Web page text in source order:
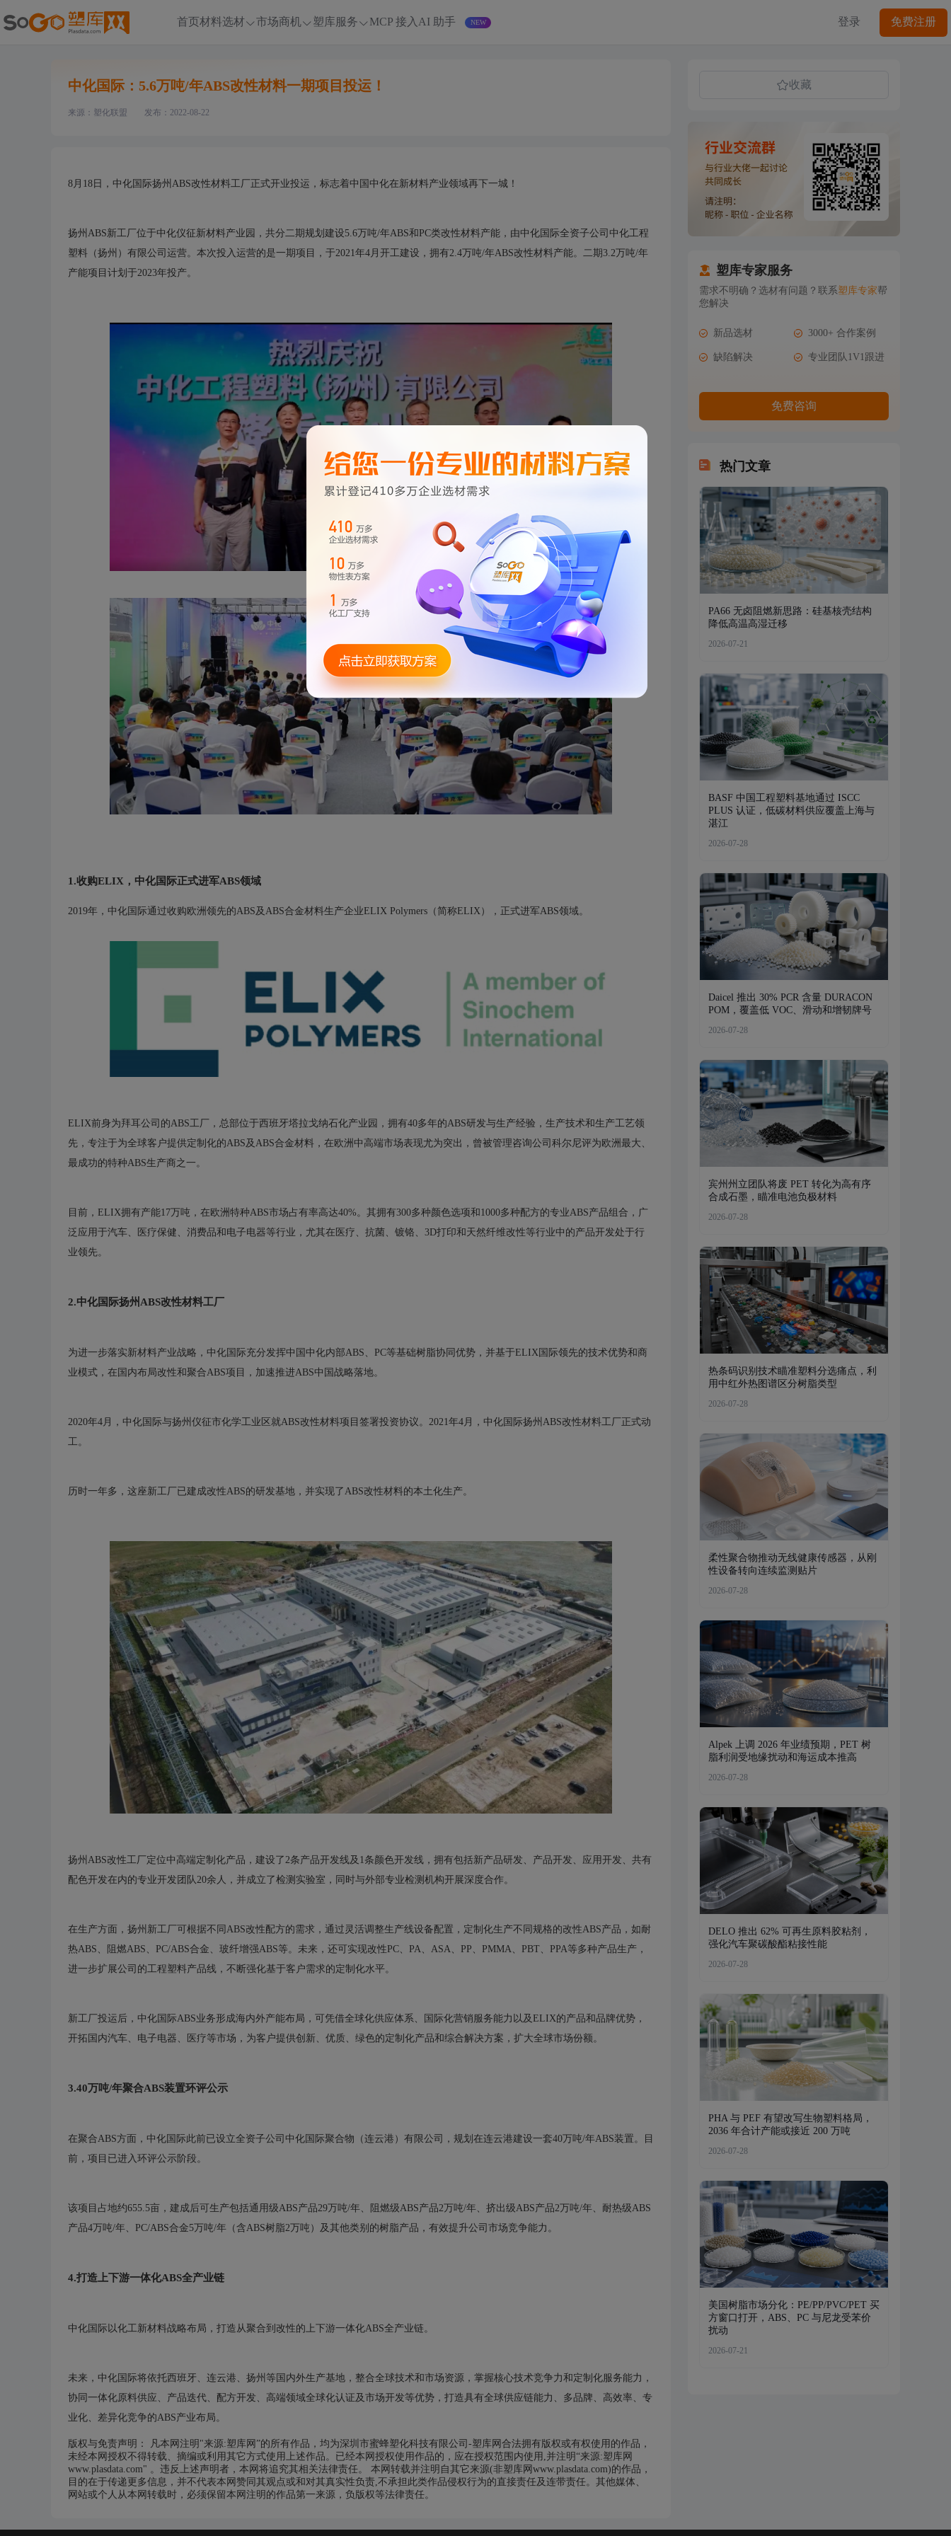
首页材料选材 市场商机 塑库服务 MCP 接入 AI 助手 登录 免费注册
中化国际：5.6万吨/年ABS改性材料一期项目投运！
来源：塑化联盟 发布：2022-08-22
8月18日，中化国际扬州ABS改性材料工厂正式开业投运，标志着中国中化在新材料产业领域再下一城！
扬州ABS新工厂位于中化仪征新材料产业园，共分二期规划建设5.6万吨/年ABS和PC类改性材料产能，由中化国际全资子公司中化工程
塑料（扬州）有限公司运营。本次投入运营的是一期项目，于2021年4月开工建设，拥有2.4万吨/年ABS改性材料产能。二期3.2万吨/年
产能项目计划于2023年投产。
1.收购ELIX，中化国际正式进军ABS领域
2019年，中化国际通过收购欧洲领先的ABS及ABS合金材料生产企业ELIX Polymers（简称ELIX），正式进军ABS领域。
ELIX前身为拜耳公司的ABS工厂，总部位于西班牙塔拉戈纳石化产业园，拥有40多年的ABS研发与生产经验，生产技术和生产工艺领
先，专注于为全球客户提供定制化的ABS及ABS合金材料，在欧洲中高端市场表现尤为突出，曾被管理咨询公司科尔尼评为欧洲最大、
最成功的特种ABS生产商之一。
目前，ELIX拥有产能17万吨，在欧洲特种ABS市场占有率高达40%。其拥有300多种颜色选项和1000多种配方的专业ABS产品组合，广
泛应用于汽车、医疗保健、消费品和电子电器等行业，尤其在医疗、抗菌、镀铬、3D打印和天然纤维改性等行业中的产品开发处于行
业领先。
2.中化国际扬州ABS改性材料工厂
为进一步落实新材料产业战略，中化国际充分发挥中国中化内部ABS、PC等基础树脂协同优势，并基于ELIX国际领先的技术优势和商
业模式，在国内布局改性和聚合ABS项目，加速推进ABS中国战略落地。
2020年4月，中化国际与扬州仪征市化学工业区就ABS改性材料项目签署投资协议。2021年4月，中化国际扬州ABS改性材料工厂正式动
工。
历时一年多，这座新工厂已建成改性ABS的研发基地，并实现了ABS改性材料的本土化生产。
扬州ABS改性工厂定位中高端定制化产品，建设了2条产品开发线及1条颜色开发线，拥有包括新产品研发、产品开发、应用开发、共有
配色开发在内的专业开发团队20余人，并成立了检测实验室，同时与外部专业检测机构开展深度合作。
在生产方面，扬州新工厂可根据不同ABS改性配方的需求，通过灵活调整生产线设备配置，定制化生产不同规格的改性ABS产品，如耐
热ABS、阻燃ABS、PC/ABS合金、玻纤增强ABS等。未来，还可实现改性PC、PA、ASA、PP、PMMA、PBT、PPA等多种产品生产，
进一步扩展公司的工程塑料产品线，不断强化基于客户需求的定制化水平。
新工厂投运后，中化国际ABS业务形成海内外产能布局，可凭借全球化供应体系、国际化营销服务能力以及ELIX的产品和品牌优势，
开拓国内汽车、电子电器、医疗等市场，为客户提供创新、优质、绿色的定制化产品和综合解决方案，扩大全球市场份额。
3.40万吨/年聚合ABS装置环评公示
在聚合ABS方面，中化国际此前已设立全资子公司中化国际聚合物（连云港）有限公司，规划在连云港建设一套40万吨/年ABS装置。目
前，项目已进入环评公示阶段。
该项目占地约655.5亩，建成后可生产包括通用级ABS产品29万吨/年、阻燃级ABS产品2万吨/年、挤出级ABS产品2万吨/年、耐热级ABS
产品4万吨/年、PC/ABS合金5万吨/年（含ABS树脂2万吨）及其他类别的树脂产品，有效提升公司市场竞争能力。
4.打造上下游一体化ABS全产业链
中化国际以化工新材料战略布局，打造从聚合到改性的上下游一体化ABS全产业链。
未来，中化国际将依托西班牙、连云港、扬州等国内外生产基地，整合全球技术和市场资源，掌握核心技术竞争力和定制化服务能力，
协同一体化原料供应、产品迭代、配方开发、高端领域全球化认证及市场开发等优势，打造具有全球供应链能力、多品牌、高效率、专
业化、差异化竞争的ABS产业布局。
版权与免责声明： 凡本网注明"来源:塑库网”的所有作品，均为深圳市蜜蜂塑化科技有限公司-塑库网合法拥有版权或有权使用的作品，
未经本网授权不得转载、摘编或利用其它方式使用上述作品。已经本网授权使用作品的，应在授权范围内使用,并注明“来源:塑库网
www.plasdata.com" 。违反上述声明者，本网将追究其相关法律责任。 本网转载并注明自其它来源(非塑库网www.plasdata.com)的作品，
目的在于传递更多信息，并不代表本网赞同其观点或和对其真实性负责,不承担此类作品侵权行为的直接责任及连带责任。其他媒体、
网站或个人从本网转载时，必须保留本网注明的作品第一来源，负版权等法律责任。
收藏
塑库专家服务
需求不明确？选材有问题？联系塑库专家帮
您解决
新品选材 3000+ 合作案例
缺陷解决 专业团队1V1跟进
免费咨询
热门文章
PA66 无卤阻燃新思路：硅基核壳结构
降低高温高湿迁移
2026-07-21
BASF 中国工程塑料基地通过 ISCC
PLUS 认证，低碳材料供应覆盖上海与
湛江
2026-07-28
Daicel 推出 30% PCR 含量 DURACON
POM，覆盖低 VOC、滑动和增韧牌号
2026-07-28
宾州州立团队将废 PET 转化为高有序
合成石墨，瞄准电池负极材料
2026-07-28
热条码识别技术瞄准塑料分选痛点，利
用中红外热图谱区分树脂类型
2026-07-28
柔性聚合物推动无线健康传感器，从刚
性设备转向连续监测贴片
2026-07-28
Alpek 上调 2026 年业绩预期，PET 树
脂利润受地缘扰动和海运成本推高
2026-07-28
DELO 推出 62% 可再生原料胶粘剂，
强化汽车聚碳酸酯粘接性能
2026-07-28
PHA 与 PEF 有望改写生物塑料格局，
2036 年合计产能或接近 200 万吨
2026-07-28
美国树脂市场分化：PE/PP/PVC/PET 买
方窗口打开，ABS、PC 与尼龙受苯价
扰动
2026-07-21